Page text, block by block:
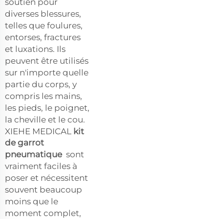
diverses blessures,
telles que foulures,
entorses, fractures
et luxations. Ils
peuvent être utilisés
sur n'importe quelle
partie du corps, y
compris les mains,
les pieds, le poignet,
la cheville et le cou.
XIEHE MEDICAL kit
de garrot
pneumatique sont
vraiment faciles à
poser et nécessitent
souvent beaucoup
moins que le
moment complet,